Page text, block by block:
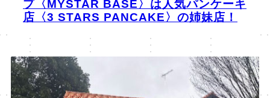
プ〈MYSTAR BASE〉は人気パンケーキ
店〈3 STARS PANCAKE〉の姉妹店！